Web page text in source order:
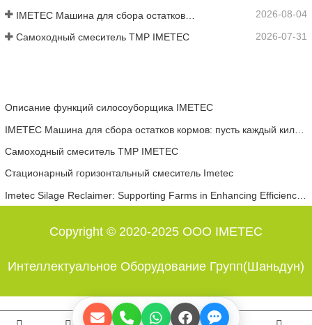
2026-08-04
Самоходный смеситель ТМР IMETEC 2026-07-31
Описание функций силосоуборщика IMETEC
Самоходный смеситель ТМР IMETEC
Стационарный горизонтальный смеситель Imetec
Copyright © 2020-2025 ООО IMETEC
Интеллектуальное Оборудование Групп(Шаньдун)